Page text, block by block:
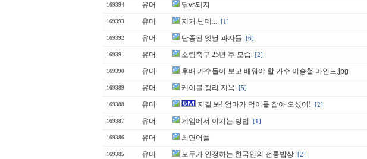
169394 유머 닭vs돼지
169393 유머 저거 난데... [1]
169392 유머 단종된 옛날 과자들 [6]
169391 유머 소림축구 25년 후 모습 [2]
169390 유머 후배 가수들이 보고 배워야 할 가수 이승철 마인드.jpg
169389 유머 케이블 정리 지옥 [5]
169388 유머 저길 봐! 엄마가 먹이를 잡아 오셨어! [2]
169387 유머 게임에서 이기는 방법 [1]
169386 유머 최면어플
169385 유머 모두가 인정하는 한국인의 전통밥상 [2]